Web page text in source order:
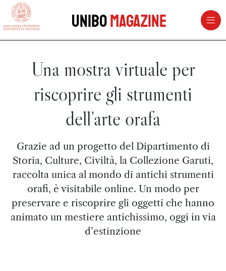
vai al contenuto della pagina
UniboMagazine
Una mostra virtuale per
riscoprire gli strumenti
dell’arte orafa
Grazie ad un progetto del Dipartimento di
Storia, Culture, Civiltà, la Collezione Garuti,
raccolta unica al mondo di antichi strumenti
orafi, è visitabile online. Un modo per
preservare e riscoprire gli oggetti che hanno
animato un mestiere antichissimo, oggi in via
d’estinzione